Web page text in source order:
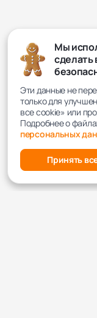
Мы
сделать
Эти данные не
только для
все cookie» или
Подробнее о
персональных
Принять